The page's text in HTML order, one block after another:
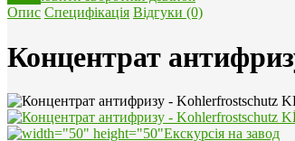
Опис Специфікація Відгуки (0)
Концентрат